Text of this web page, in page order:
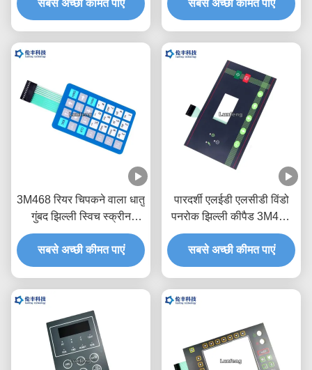
सबसे अच्छी कीमत पाएं
सबसे अच्छी कीमत पाएं
3M468 रियर चिपकने वाला धातु
गुंबद झिल्ली स्विच स्क्रीन
प्रिंटिंग
सबसे अच्छी कीमत पाएं
पारदर्शी एलईडी एलसीडी विंडो
पनरोक झिल्ली कीपैड 3M468
चिपकने वाला
सबसे अच्छी कीमत पाएं